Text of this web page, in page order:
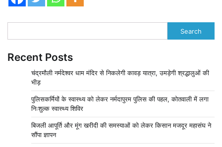
Search
Recent Posts
चंद्रमौली नर्मदेश्वर धाम मंदिर से निकलेगी कावड़ यात्रा, उमड़ेगी श्रद्धालुओं की
भीड़
पुलिसकर्मियों के स्वास्थ्य को लेकर नर्मदापुरम पुलिस की पहल, कोतवाली में लगा
निःशुल्क स्वास्थ्य शिविर
बिजली आपूर्ति और मूंग खरीदी की समस्याओं को लेकर किसान मजदूर महासंघ ने
सौंपा ज्ञापन